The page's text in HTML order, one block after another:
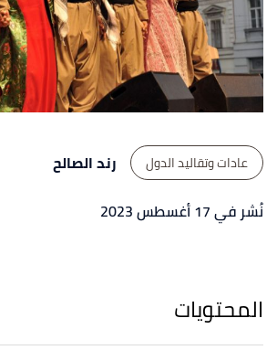
عادات وتقاليد الدول
رند الصالح
نُشر في 17 أغسطس 2023
المحتويات